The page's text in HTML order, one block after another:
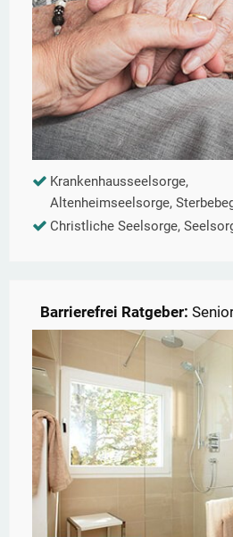
Krankenhausseelsorge,
Altenheimseelsorge,
Christliche Seelsorge,
Barrierefrei Ratgeber: